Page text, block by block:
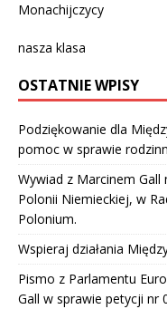
Monachijczycy
nasza klasa
OSTATNIE WPISY
Podziękowanie dla
pomoc w sprawie
Wywiad z Marcinem
Polonii Niemieckiej, w
Polonium.
Wspieraj działania
Pismo z Parlamentu
Gall w sprawie petycji nr